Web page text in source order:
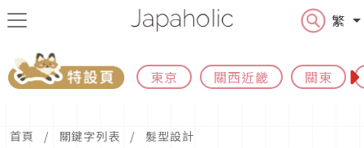
繁
東京 關西近畿 關東
首頁 關鍵字列表 髮型設計